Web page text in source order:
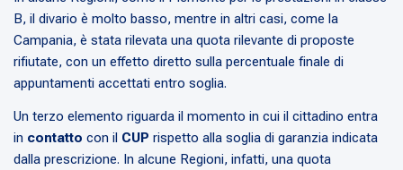
B, il divario è molto basso, mentre in altri casi, come la
Campania, è stata rilevata una quota rilevante di proposte
rifiutate, con un effetto diretto sulla percentuale finale di
appuntamenti accettati entro soglia.
Un terzo elemento riguarda il momento in cui il cittadino entra
in contatto con il CUP rispetto alla soglia di garanzia indicata
dalla prescrizione. In alcune Regioni, infatti, una quota